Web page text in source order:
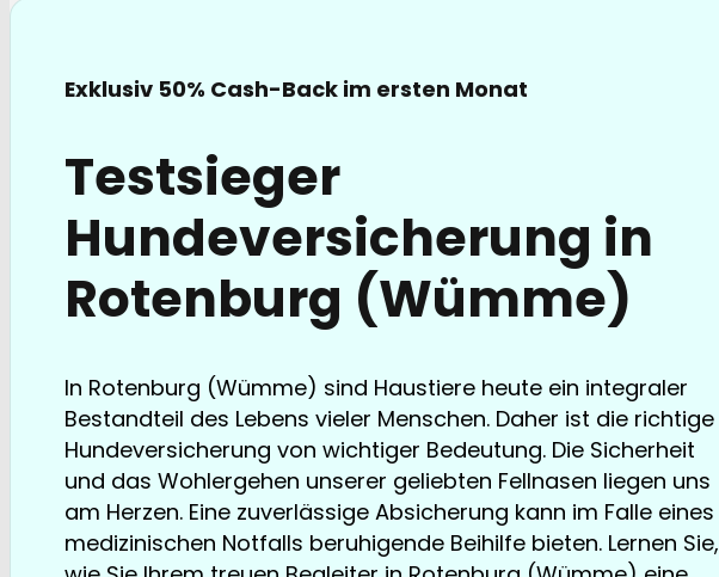
Hunde-OP
Katzen-KV
Pferde Haftplicht
Blog
FAQ
Partnerschaften
Über uns
Exklusiv 50% Cash-Back im ersten Monat
Testsieger
Hundeversicherung in
Rotenburg (Wümme)
In Rotenburg (Wümme) sind Haustiere heute ein integraler
Bestandteil des Lebens vieler Menschen. Daher ist die richtige
Hundeversicherung von wichtiger Bedeutung. Die Sicherheit
und das Wohlergehen unserer geliebten Fellnasen liegen uns
am Herzen. Eine zuverlässige Absicherung kann im Falle eines
medizinischen Notfalls beruhigende Beihilfe bieten. Lernen Sie,